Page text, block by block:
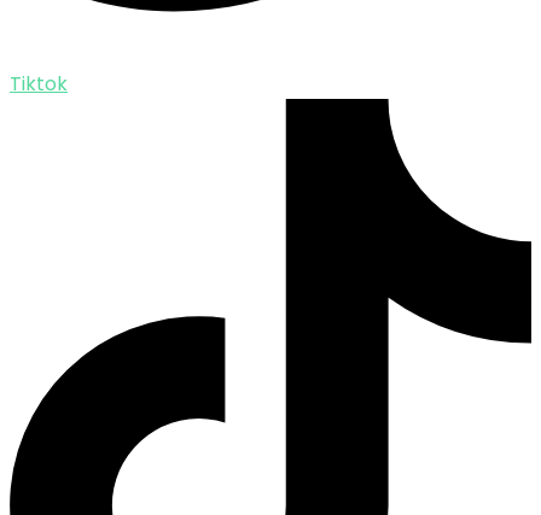
Tiktok